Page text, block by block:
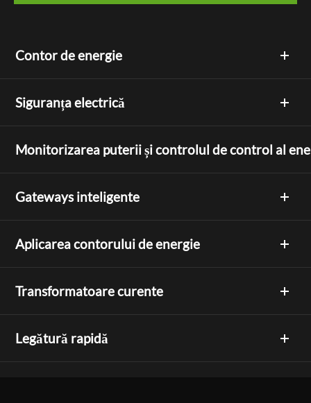
Contor de energie
Siguranța electrică
Monitorizarea puterii și controlul de control al
Gateways inteligente
Aplicarea contorului de energie
Transformatoare curente
Legătură rapidă